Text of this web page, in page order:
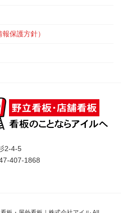
保護方針）
2-4-5
407-1868